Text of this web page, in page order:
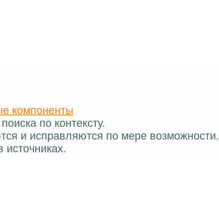
компоненты
по контексту.
и исправляются по мере возможности.